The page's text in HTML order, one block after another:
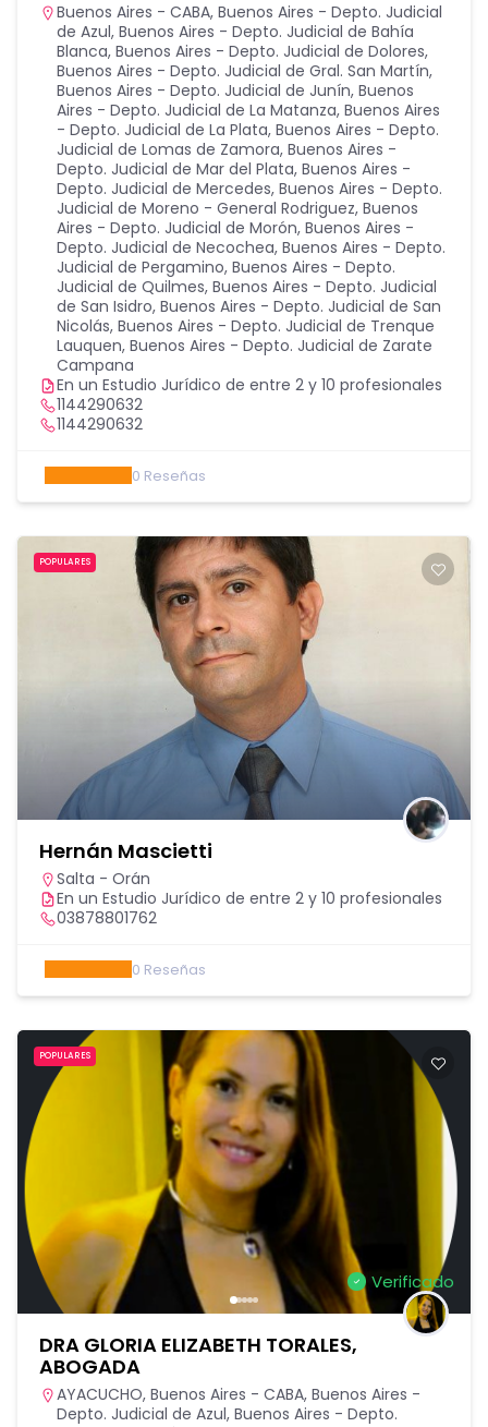
Buenos Aires - CABA, Buenos Aires - Depto. Judicial
de Azul, Buenos Aires - Depto. Judicial de Bahía
Blanca, Buenos Aires - Depto. Judicial de Dolores,
Buenos Aires - Depto. Judicial de Gral. San Martín,
Buenos Aires - Depto. Judicial de Junín, Buenos
Aires - Depto. Judicial de La Matanza, Buenos Aires
- Depto. Judicial de La Plata, Buenos Aires - Depto.
Judicial de Lomas de Zamora, Buenos Aires -
Depto. Judicial de Mar del Plata, Buenos Aires -
Depto. Judicial de Mercedes, Buenos Aires - Depto.
Judicial de Moreno - General Rodriguez, Buenos
Aires - Depto. Judicial de Morón, Buenos Aires -
Depto. Judicial de Necochea, Buenos Aires - Depto.
Judicial de Pergamino, Buenos Aires - Depto.
Judicial de Quilmes, Buenos Aires - Depto. Judicial
de San Isidro, Buenos Aires - Depto. Judicial de San
Nicolás, Buenos Aires - Depto. Judicial de Trenque
Lauquen, Buenos Aires - Depto. Judicial de Zarate
Campana
En un Estudio Jurídico de entre 2 y 10 profesionales
1144290632
1144290632
0 Reseñas
POPULARES
Hernán Mascietti
Salta - Orán
En un Estudio Jurídico de entre 2 y 10 profesionales
03878801762
0 Reseñas
POPULARES
Verificado
DRA GLORIA ELIZABETH TORALES,
ABOGADA
AYACUCHO, Buenos Aires - CABA, Buenos Aires -
Depto. Judicial de Azul, Buenos Aires - Depto.